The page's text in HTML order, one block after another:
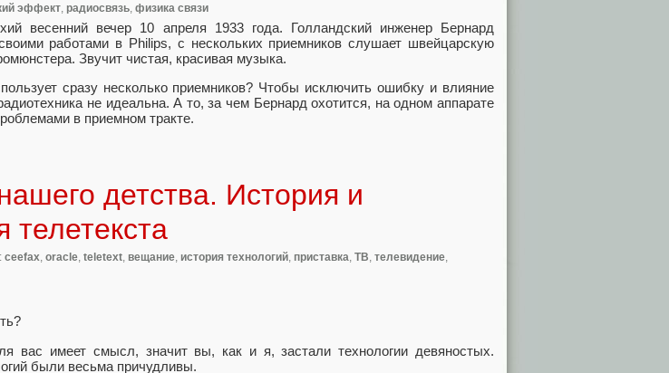
эффект радиосвязь физика связи
весенний вечер 10 апреля 1933 года. Голландский инженер Бернард
работами в Philips, с нескольких приемников слушает швейцарскую
Звучит чистая, красивая музыка.
сразу несколько приемников? Чтобы исключить ошибку и влияние
не идеальна. А то, за чем Бернард охотится, на одном аппарате
в приемном тракте.
детства. История и
телетекста
ceefax oracle teletext вещание история технологий приставка ТВ телевидение
вас имеет смысл, значит вы, как и я, застали технологии девяностых.
были весьма причудливы.